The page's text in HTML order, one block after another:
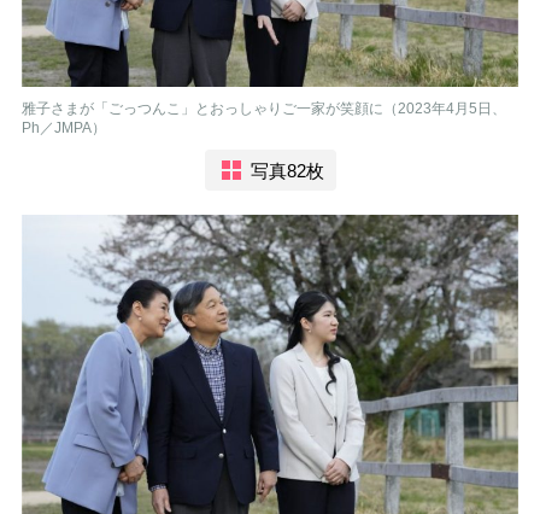
雅子さまが「ごっつんこ」とおっしゃりご一家が笑顔に（2023年4月5日、
Ph／JMPA）
写真82枚